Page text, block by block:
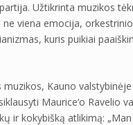
Užtikrinta muzikos
viena emocija,
kuris puikiai
Kauno
Maurice‘o Ravelio
ir kokybišką atlikimą: